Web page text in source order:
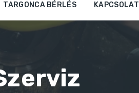
TARGONCA BÉRLÉS KAPCSOLAT